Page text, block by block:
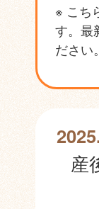
※ こち
す。最
ださい。
産